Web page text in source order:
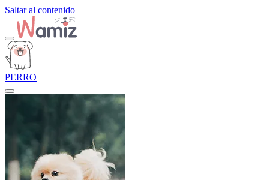
Saltar al contenido
PERRO